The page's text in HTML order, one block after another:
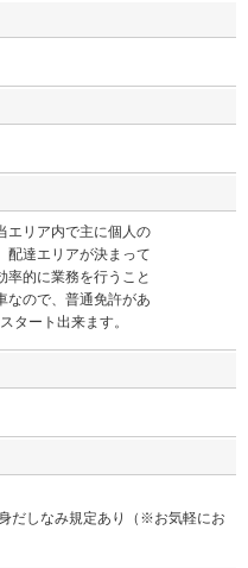
エリア内で主に個人の
配達エリアが決まって
率的に業務を行うこと
なので、普通免許があ
タート出来ます。
だしなみ規定あり（※お気軽にお